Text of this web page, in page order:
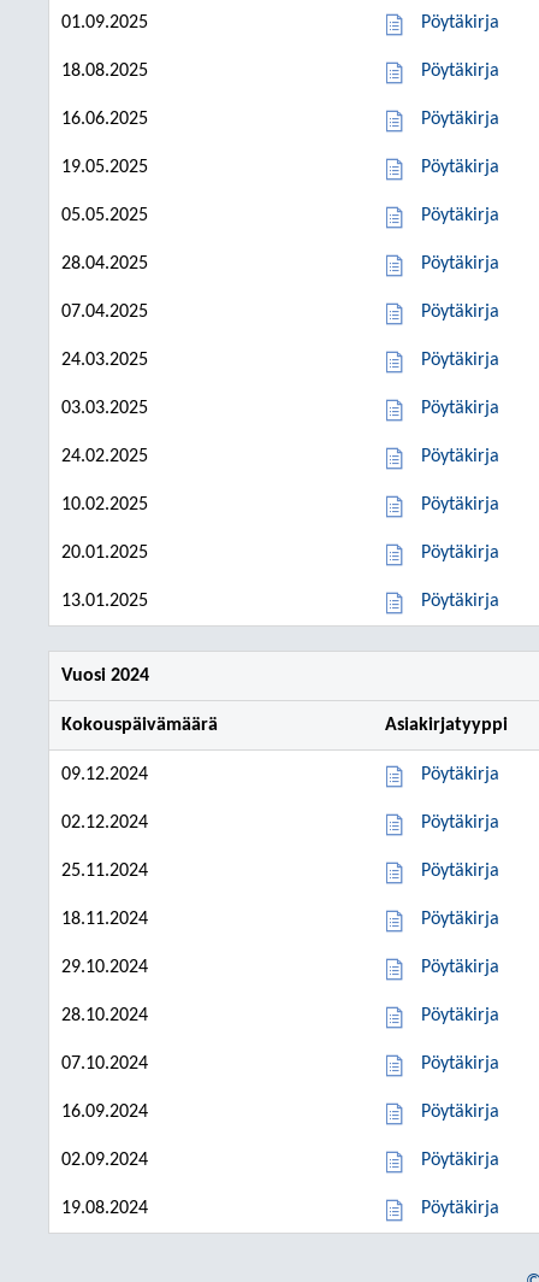
01.09.2025 Pöytäkirja
18.08.2025 Pöytäkirja
16.06.2025 Pöytäkirja
19.05.2025 Pöytäkirja
05.05.2025 Pöytäkirja
28.04.2025 Pöytäkirja
07.04.2025 Pöytäkirja
24.03.2025 Pöytäkirja
03.03.2025 Pöytäkirja
24.02.2025 Pöytäkirja
10.02.2025 Pöytäkirja
20.01.2025 Pöytäkirja
13.01.2025 Pöytäkirja
Vuosi 2024
Kokouspäivämäärä Asiakirjatyyppi
09.12.2024 Pöytäkirja
02.12.2024 Pöytäkirja
25.11.2024 Pöytäkirja
18.11.2024 Pöytäkirja
29.10.2024 Pöytäkirja
28.10.2024 Pöytäkirja
07.10.2024 Pöytäkirja
16.09.2024 Pöytäkirja
02.09.2024 Pöytäkirja
19.08.2024 Pöytäkirja